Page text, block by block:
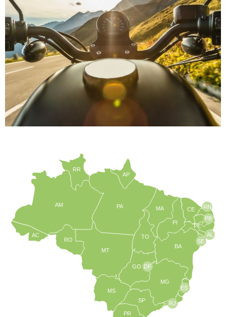
TO
BA
SE
PE
AL
RN
CE
PI
MA
AP
PA
RR
AM
AC
RO
MT
MS
GO
PR
SP
MG
RJ
ES
DF
PB